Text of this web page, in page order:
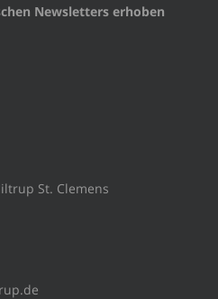
Newsletters erhoben
St. Clemens